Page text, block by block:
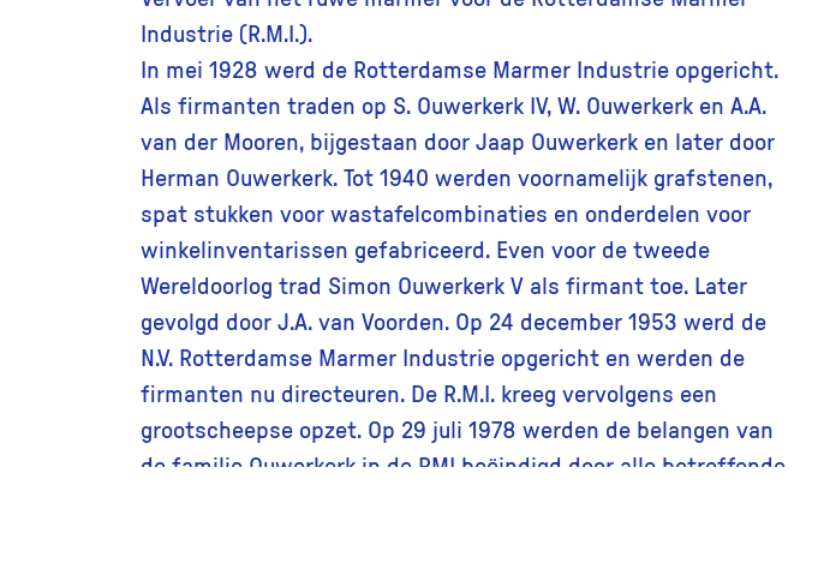
Industrie (R.M.I.).
In mei 1928 werd de Rotterdamse Marmer Industrie opgericht.
Als firmanten traden op S. Ouwerkerk IV, W. Ouwerkerk en A.A.
van der Mooren, bijgestaan door Jaap Ouwerkerk en later door
Herman Ouwerkerk. Tot 1940 werden voornamelijk grafstenen,
spat stukken voor wastafelcombinaties en onderdelen voor
winkelinventarissen gefabriceerd. Even voor de tweede
Wereldoorlog trad Simon Ouwerkerk V als firmant toe. Later
gevolgd door J.A. van Voorden. Op 24 december 1953 werd de
N.V. Rotterdamse Marmer Industrie opgericht en werden de
firmanten nu directeuren. De R.M.I. kreeg vervolgens een
grootscheepse opzet. Op 29 juli 1978 werden de belangen van
de familie Ouwerkerk in de RMI beëindigd door alle betreffende